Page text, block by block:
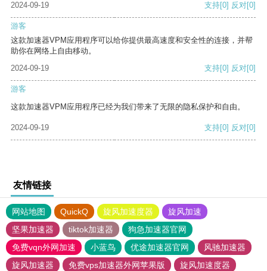
2024-09-19
支持[0] 反对[0]
游客
这款加速器VPM应用程序可以给你提供最高速度和安全性的连接，并帮
助你在网络上自由移动。
2024-09-19
支持[0] 反对[0]
游客
这款加速器VPM应用程序已经为我们带来了无限的隐私保护和自由。
2024-09-19 支持[0] 反对[0]
友情链接
网站地图 QuickQ 旋风加速度器
旋风加速
坚果加速器
tiktok加速器
狗急加速器官网
免费vqn外网加速
小蓝鸟 优途加速器官网
风驰加速器
旋风加速器
免费vps加速器外网苹果版
旋风加速度器